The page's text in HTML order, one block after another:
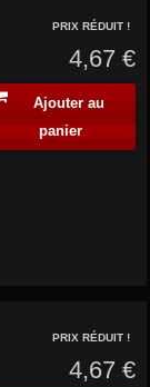
PRIX RÉDUIT !
4,67 €
Ajouter au
panier
PRIX RÉDUIT !
4,67 €